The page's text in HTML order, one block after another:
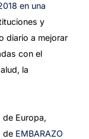
en una
y
diario a mejorar
con el
la
Europa,
de EMBARAZO